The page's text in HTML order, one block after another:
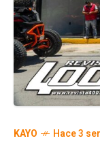
KAYO Hace 3